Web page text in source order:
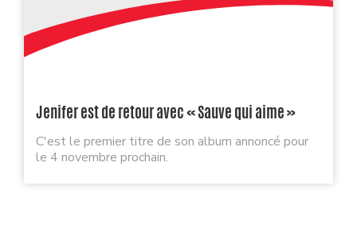
Jenifer est de retour avec « Sauve qui aime »
C'est le premier titre de son album annoncé pour
le 4 novembre prochain.